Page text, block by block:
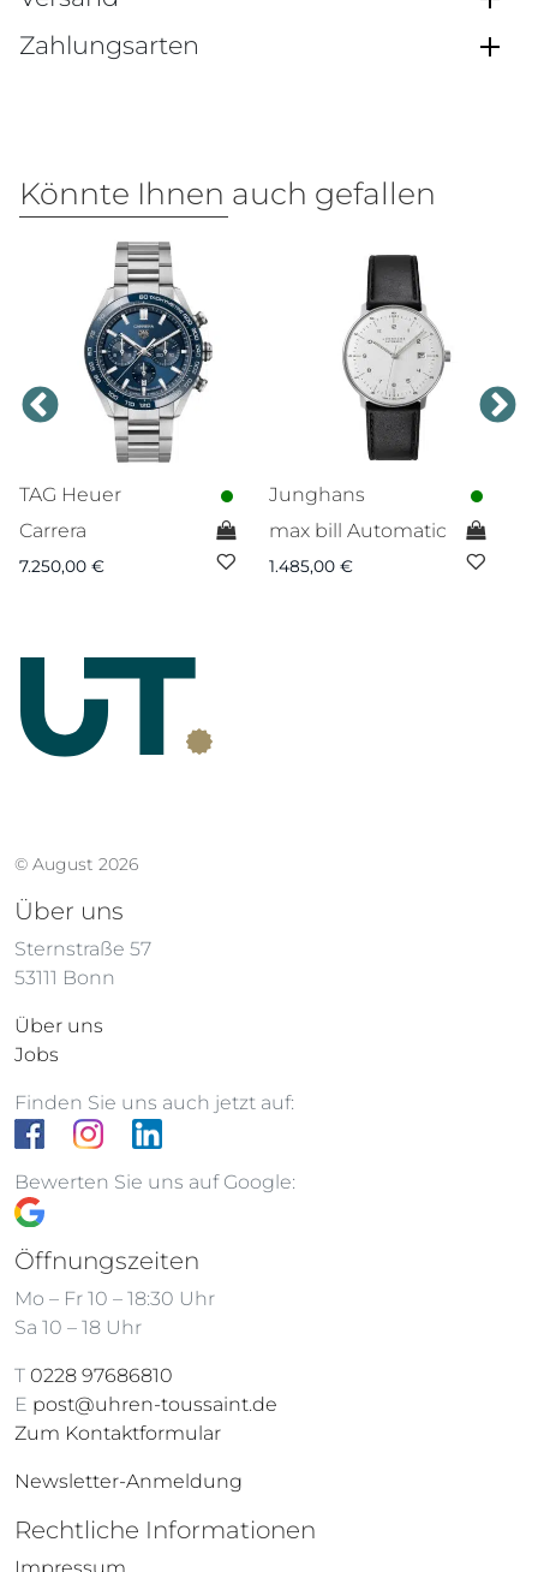
Zahlungsarten
Könnte Ihnen auch gefallen
TAG Heuer
Carrera
7.250,00 €
Junghans
max bill Automatic
1.485,00 €
© August 2026
Über uns
Sternstraße 57
53111 Bonn
Über uns
Jobs
Finden Sie uns auch jetzt auf:
Bewerten Sie uns auf Google:
Öffnungszeiten
Mo – Fr 10 – 18:30 Uhr
Sa 10 – 18 Uhr
T 0228 97686810
E post@uhren-toussaint.de
Zum Kontaktformular
Newsletter-Anmeldung
Rechtliche Informationen